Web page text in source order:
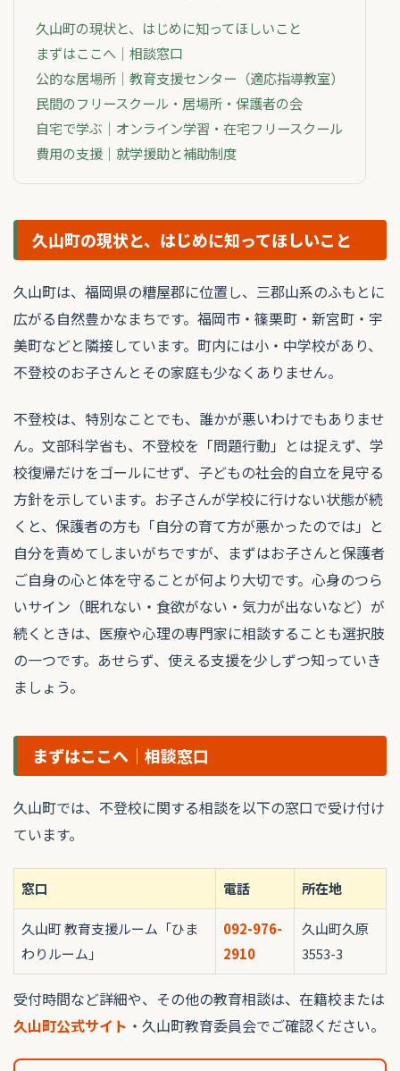
久山町の現状と、はじめに知ってほしいこと
まずはここへ｜相談窓口
公的な居場所｜教育支援センター（適応指導教室）
民間のフリースクール・居場所・保護者の会
自宅で学ぶ｜オンライン学習・在宅フリースクール
費用の支援｜就学援助と補助制度
久山町の現状と、はじめに知ってほしいこと
久山町は、福岡県の糟屋郡に位置し、三郡山系のふもとに
広がる自然豊かなまちです。福岡市・篠栗町・新宮町・宇
美町などと隣接しています。町内には小・中学校があり、
不登校のお子さんとその家庭も少なくありません。
不登校は、特別なことでも、誰かが悪いわけでもありませ
ん。文部科学省も、不登校を「問題行動」とは捉えず、学
校復帰だけをゴールにせず、子どもの社会的自立を見守る
方針を示しています。お子さんが学校に行けない状態が続
くと、保護者の方も「自分の育て方が悪かったのでは」と
自分を責めてしまいがちですが、まずはお子さんと保護者
ご自身の心と体を守ることが何より大切です。心身のつら
いサイン（眠れない・食欲がない・気力が出ないなど）が
続くときは、医療や心理の専門家に相談することも選択肢
の一つです。あせらず、使える支援を少しずつ知っていき
ましょう。
まずはここへ｜相談窓口
久山町では、不登校に関する相談を以下の窓口で受け付け
ています。
窓口 電話 所在地
久山町 教育支援ルーム「ひま
わりルーム」
092-976-
2910
久山町久原
3553-3
受付時間など詳細や、その他の教育相談は、在籍校または
久山町公式サイト ・久山町教育委員会でご確認ください。